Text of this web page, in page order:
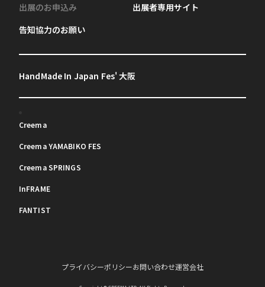
出展のお申込み
告知協力のお願い
出展者専用サイト
HandMade In Japan Fes' 大阪
Creema
Creema YAMABIKO FES
Creema SPRINGS
InFRAME
FANTIST
プライバシーポリシーお問い合わせ運営会社